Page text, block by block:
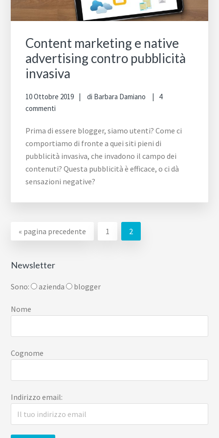
Content marketing e native
advertising contro pubblicità
invasiva
10 Ottobre 2019 di Barbara Damiano
4
commenti
Prima di essere blogger, siamo utenti? Come ci
comportiamo di fronte a quei siti pieni di
pubblicità invasiva, che invadono il campo dei
contenuti? Questa pubblicità è efficace, o ci dà
sensazioni negative?
« Vai
alla
pagina precedente Pagina
1 Pagina
2
Newsletter
Sono: azienda blogger
Nome
Cognome
Indirizzo email: